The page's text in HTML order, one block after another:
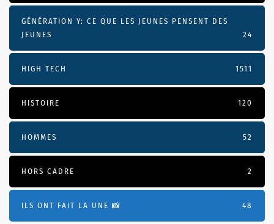
GÉNÉRATION Y: CE QUE LES JEUNES PENSENT DES
JEUNES
24
HIGH TECH 1511
HISTOIRE 120
HOMMES 52
HORS CADRE 2
ILS ONT FAIT LA UNE 📸 48